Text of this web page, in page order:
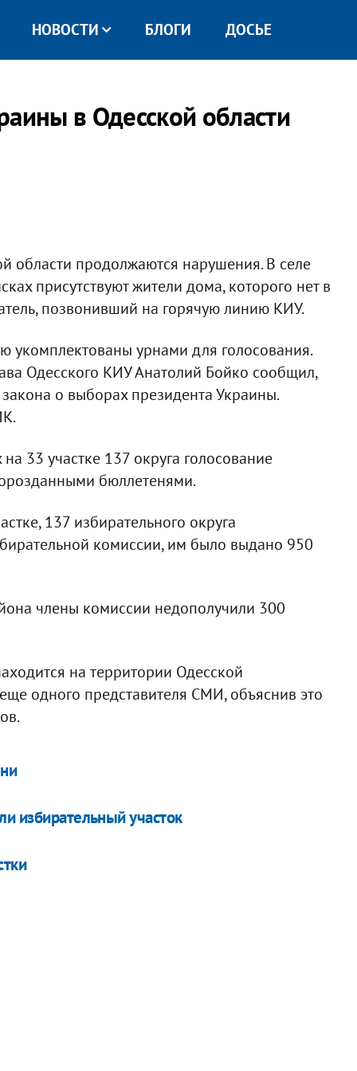
НОВОСТИ БЛОГИ ДОСЬЕ
в Одесской области
области продолжаются нарушения. В селе
присутствуют жители дома, которого нет в
позвонивший на горячую линию КИУ.
укомплектованы урнами для голосования.
Одесского КИУ Анатолий Бойко сообщил,
о выборах президента Украины.
33 участке 137 округа голосование
бюллетенями.
137 избирательного округа
комиссии, им было выдано 950
члены комиссии недополучили 300
на территории Одесской
одного представителя СМИ, объяснив это
избирательный участок